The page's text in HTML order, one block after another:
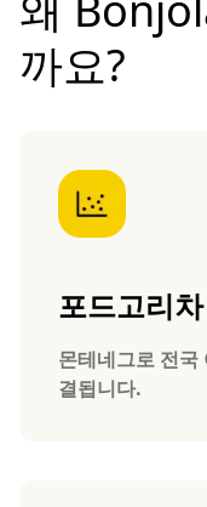
까요?
포드고리
몬테네그로 전국
결됩니다.